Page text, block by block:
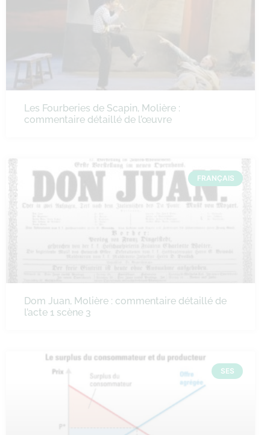
Les Fourberies de Scapin, Molière :
commentaire détaillé de l’œuvre
FRANÇAIS
Dom Juan, Molière : commentaire détaillé de
l’acte 1 scène 3
SES